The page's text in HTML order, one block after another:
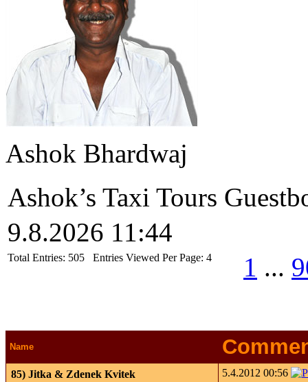
Ashok Bhardwaj
Ashok’s Taxi Tours
9.8.2026 11:44
Total Entries: 505 Entries Viewed Per Page: 4 1 ...
Name
85) Jitka & Zdenek Kvitek
5.4.2012 00:56